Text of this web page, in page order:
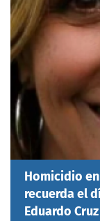
Homicidio
recuerda el
Eduardo